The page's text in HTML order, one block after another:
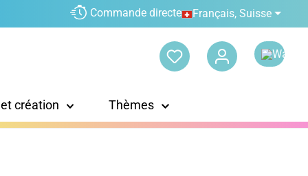
Commande directe Français, Suisse
création Thèmes